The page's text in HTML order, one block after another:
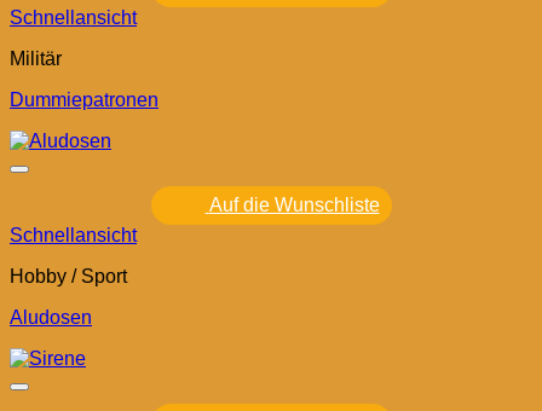
Schnellansicht
Militär
Dummiepatronen
Auf die Wunschliste
Schnellansicht
Hobby / Sport
Aludosen